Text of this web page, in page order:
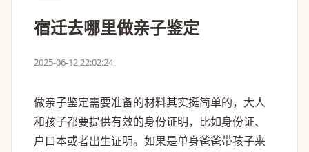
宿迁去哪里做亲子鉴定
2025-06-12 22:02:24
做亲子鉴定需要准备的材料其实挺简单的，大人
和孩子都要提供有效的身份证明，比如身份证、
户口本或者出生证明。如果是单身爸爸带孩子来